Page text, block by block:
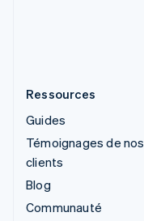
Ressources
Guides
Témoignages de nos
clients
Blog
Communauté